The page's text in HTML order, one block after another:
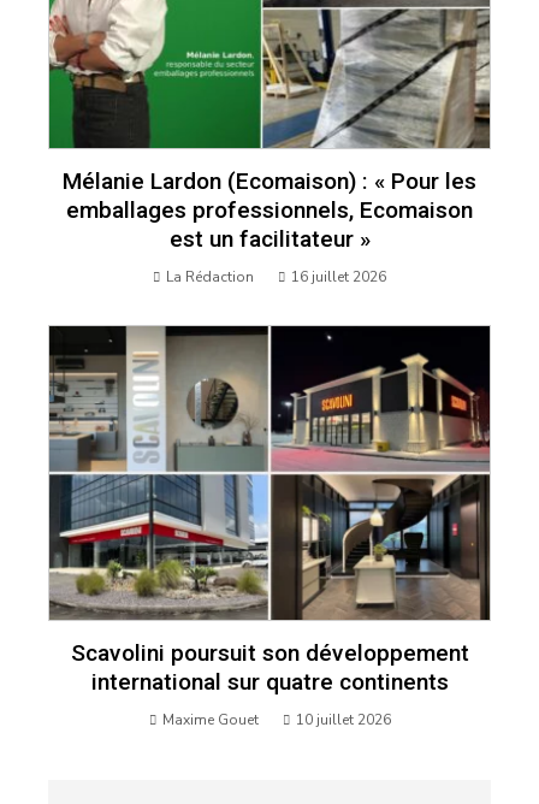
Mélanie Lardon (Ecomaison) : « Pour les
emballages professionnels, Ecomaison
est un facilitateur »
La Rédaction 16 juillet 2026
Scavolini poursuit son développement
international sur quatre continents
Maxime Gouet 10 juillet 2026